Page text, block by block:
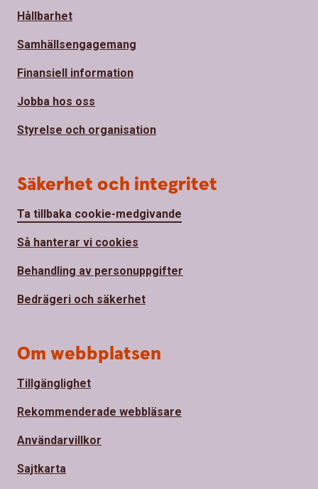
Hållbarhet
Samhällsengagemang
Finansiell information
Jobba hos oss
Styrelse och organisation
Säkerhet och integritet
Ta tillbaka cookie-medgivande
Så hanterar vi cookies
Behandling av personuppgifter
Bedrägeri och säkerhet
Om webbplatsen
Tillgänglighet
Rekommenderade webbläsare
Användarvillkor
Sajtkarta